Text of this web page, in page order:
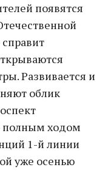
появятся
Развивается и
облик
полным ходом
1-й линии
уже осенью